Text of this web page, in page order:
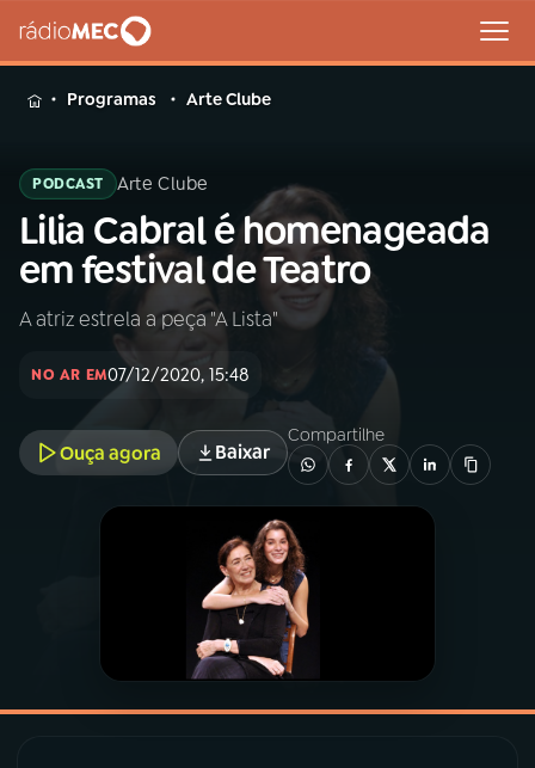
MENU
Buscar
na
Rádio
MEC
Buscar
Início AO VIVO
01INÍCIO
A RÁDIO
PROGRAMAÇÃO
PROGRAMAS
Programas Arte Clube
PODCAST Arte Clube
Lilia Cabral é homenageada
em festival de Teatro
A atriz estrela a peça "A Lista"
NO AR EM07/12/2020, 15:48
Ouça agora Baixar
Compartilhe